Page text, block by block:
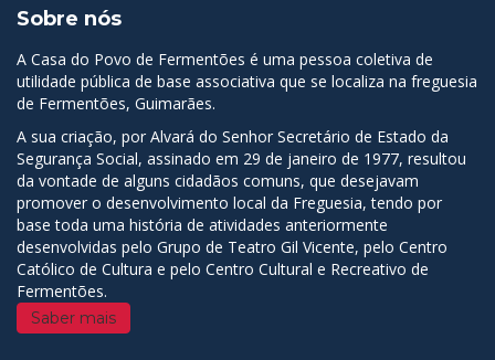
Sobre nós
A Casa do Povo de Fermentões é uma pessoa coletiva de
utilidade pública de base associativa que se localiza na freguesia
de Fermentões, Guimarães.
A sua criação, por Alvará do Senhor Secretário de Estado da
Segurança Social, assinado em 29 de janeiro de 1977, resultou
da vontade de alguns cidadãos comuns, que desejavam
promover o desenvolvimento local da Freguesia, tendo por
base toda uma história de atividades anteriormente
desenvolvidas pelo Grupo de Teatro Gil Vicente, pelo Centro
Católico de Cultura e pelo Centro Cultural e Recreativo de
Fermentões.
Saber mais